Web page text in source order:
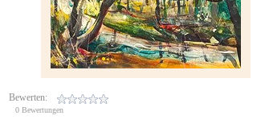
Bewerten:
0 Bewertungen